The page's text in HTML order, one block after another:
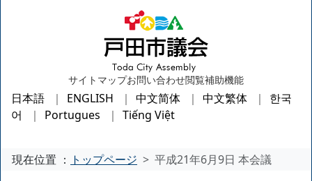
サイトマップお問い合わせ閲覧補助機能
日本語 ENGLISH 中文简体 中文繁体
한국
어
Portugues Tiếng Việt
現在位置 ： トップページ 平成21年6月9日 本会議